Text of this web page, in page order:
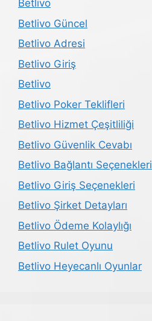
Betlivo
Betlivo Güncel
Betlivo Adresi
Betlivo Giriş
Betlivo
Betlivo Poker Teklifleri
Betlivo Hizmet Çeşitliliği
Betlivo Güvenlik Cevabı
Betlivo Bağlantı Seçenekleri
Betlivo Giriş Seçenekleri
Betlivo Şirket Detayları
Betlivo Ödeme Kolaylığı
Betlivo Rulet Oyunu
Betlivo Heyecanlı Oyunlar